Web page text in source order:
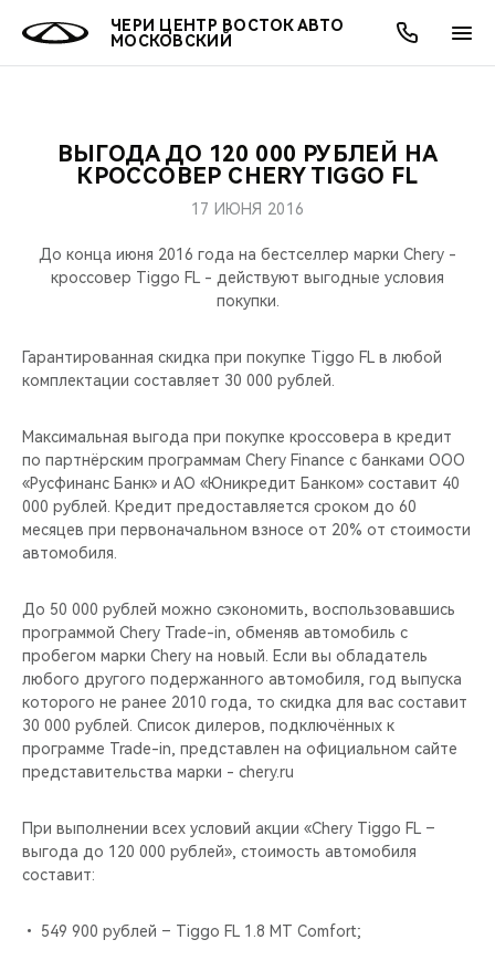
ЧЕРИ ЦЕНТР ВОСТОК АВТО
МОСКОВСКИЙ
МОДЕЛИ
КРОССОВЕРЫ
СЕДАНЫ
ПОКУПАТЕЛЯМ
КРЕДИТ И СТРАХОВАНИЕ
ВЛАДЕЛЬЦАМ
ЗАПЧАСТИ И АКСЕССУАРЫ
CHERY CONNECT
МИР CHERY
О БРЕНДЕ
ЛЮДИ CHERY
БЛАГОТВОРИТЕЛЬНОСТЬ
CHERY REMOTE
CHERY И СПОРТ
НАШИ МЕРОПРИЯТИЯ
ВИДЕООБЗОРЫ
CHERY ДЛЯ ДЕТЕЙ
АКЦИИ
ОНЛАЙН СЕРВИСЫ
КРЕДИТ
О КОМПАНИИ
МЫ В СОЦСЕТЯХ
ВЫГОДА ДО 120 000 РУБЛЕЙ НА
КРОССОВЕР CHERY TIGGO FL
17 ИЮНЯ 2016
До конца июня 2016 года на бестселлер марки Chery -
кроссовер Tiggo FL - действуют выгодные условия
покупки.
Гарантированная скидка при покупке Tiggo FL в любой
комплектации составляет 30 000 рублей.
Максимальная выгода при покупке кроссовера в кредит
по партнёрским программам Chery Finance c банками ООО
«Русфинанс Банк» и АО «Юникредит Банком» составит 40
000 рублей. Кредит предоставляется сроком до 60
месяцев при первоначальном взносе от 20% от стоимости
автомобиля.
До 50 000 рублей можно сэкономить, воспользовавшись
программой Chery Trade-in, обменяв автомобиль с
пробегом марки Chery на новый. Если вы обладатель
любого другого подержанного автомобиля, год выпуска
которого не ранее 2010 года, то скидка для вас составит
30 000 рублей. Список дилеров, подключённых к
программе Trade-in, представлен на официальном сайте
представительства марки - chery.ru
При выполнении всех условий акции «Chery Tiggo FL –
выгода до 120 000 рублей», стоимость автомобиля
составит:
• 549 900 рублей – Tiggo FL 1.8 MT Comfort;